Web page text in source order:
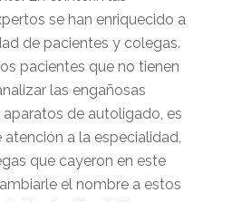
se han enriquecido a
de pacientes y colegas.
pacientes que no tienen
las engañosas
de autoligado, es
a la especialidad,
que cayeron en este
el nombre a estos